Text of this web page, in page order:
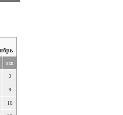
вск
2
9
16